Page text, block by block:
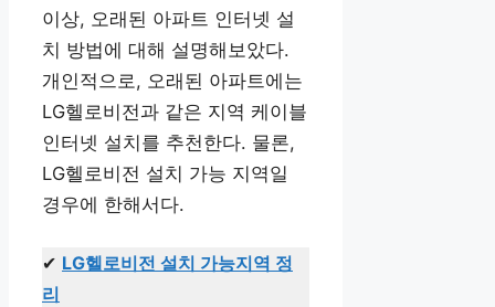
이상, 오래된 아파트 인터넷 설
치 방법에 대해 설명해보았다.
개인적으로, 오래된 아파트에는
LG헬로비전과 같은 지역 케이블
인터넷 설치를 추천한다. 물론,
LG헬로비전 설치 가능 지역일
경우에 한해서다.
✔ LG헬로비전 설치 가능지역 정
리